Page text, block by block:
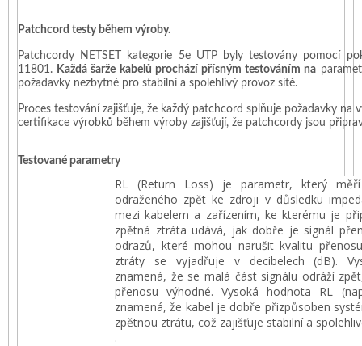
Patchcord testy během výroby.
Patchcordy NETSET kategorie 5e UTP byly testovány pomocí
11801. Každá šarže kabelů prochází přísným testováním na
požadavky nezbytné pro stabilní a spolehlivý provoz sítě.
Proces testování zajišťuje, že každý patchcord splňuje požadavky
certifikace výrobků během výroby zajišťují, že patchcordy jsou
Testované parametry
RL (Return Loss) je parametr, který
odraženého zpět ke zdroji v důsledku
mezi kabelem a zařízením, ke kterému je
zpětná ztráta udává, jak dobře je signál
odrazů, které mohou narušit kvalitu
ztráty se vyjadřuje v decibelech (dB).
znamená, že se malá část signálu odráží
přenosu výhodné. Vysoká hodnota RL
znamená, že kabel je dobře přizpůsoben
zpětnou ztrátu, což zajišťuje stabilní a
.